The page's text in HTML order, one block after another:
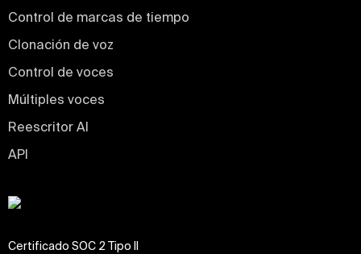
Control de marcas de tiempo
Clonación de voz
Control de voces
Múltiples voces
Reescritor AI
API
Certificado SOC 2 Tipo II